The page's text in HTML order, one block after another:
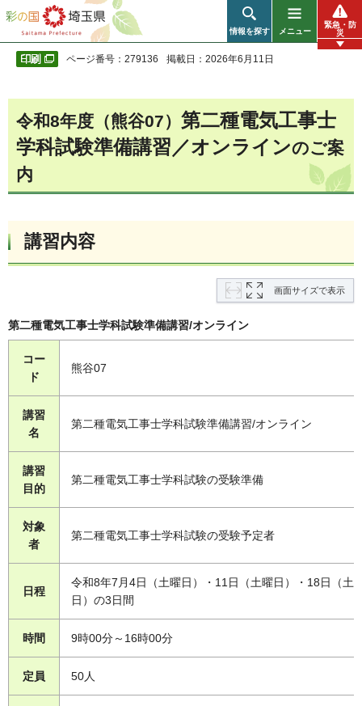
彩の国 埼玉県
情報を探す メニュー
緊急・防
災
ページ番号：279136 掲載日：2026年6月11日
令和8年度（熊谷07） 第二種電気工事士
学科試験準備講習／オンラインのご案
内
講習内容
画面サイズで表示
第二種電気工事士学科試験準備講習/オンライン
コー
ド
熊谷07
講習
名
第二種電気工事士学科試験準備講習/オンライン
講習
目的
第二種電気工事士学科試験の受験準備
対象
者
第二種電気工事士学科試験の受験予定者
日程
令和8年7月4日（土曜日）・11日（土曜日）・18日（土
日）の3日間
時間 9時00分～16時00分
定員 50人